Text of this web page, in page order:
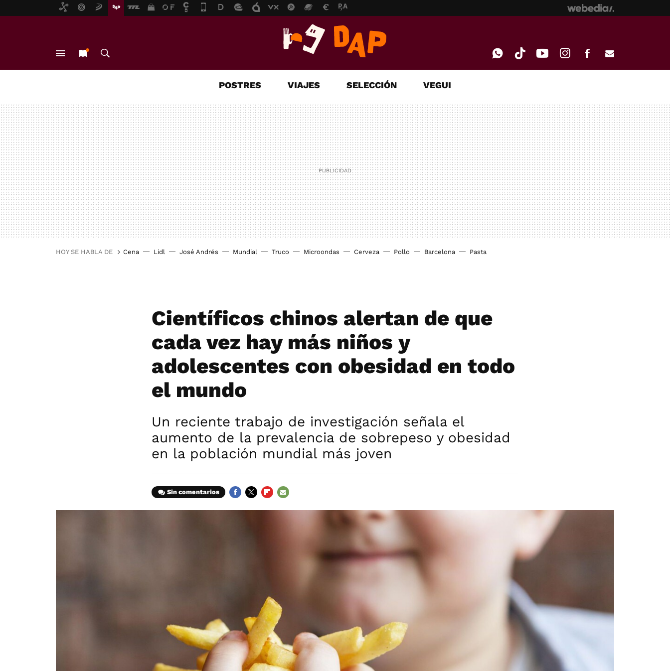
MAIL
POSTRES VIAJES SELECCIÓN VEGUI
HOY SE HABLA DE Cena Lidl José Andrés Mundial Truco Microondas Cerveza Pollo Barcelona Pasta
Científicos chinos alertan de que
cada vez hay más niños y
adolescentes con obesidad en todo
el mundo
Un reciente trabajo de investigación señala el
aumento de la prevalencia de sobrepeso y obesidad
en la población mundial más joven
Sin comentarios